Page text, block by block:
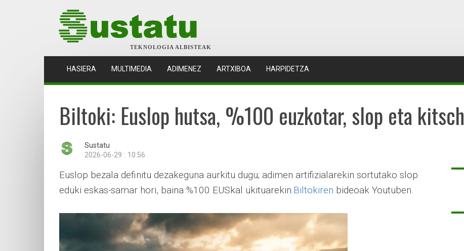
TEKNOLOGIA ALBISTEAK
HASIERA (CURRENT)
MULTIMEDIA ADIMENEZ ARTXIBOA HARPIDETZA
Biltoki: Euslop hutsa, %100 euzkotar, slop eta kitsch
Sustatu
2026-06-29 : 10:56
Euslop bezala definitu dezakeguna aurkitu dugu; adimen artifizialarekin sortutako slop
eduki eskas-samar hori, baina %100 EUSkal ukituarekin.Biltokiren bideoak Youtuben.